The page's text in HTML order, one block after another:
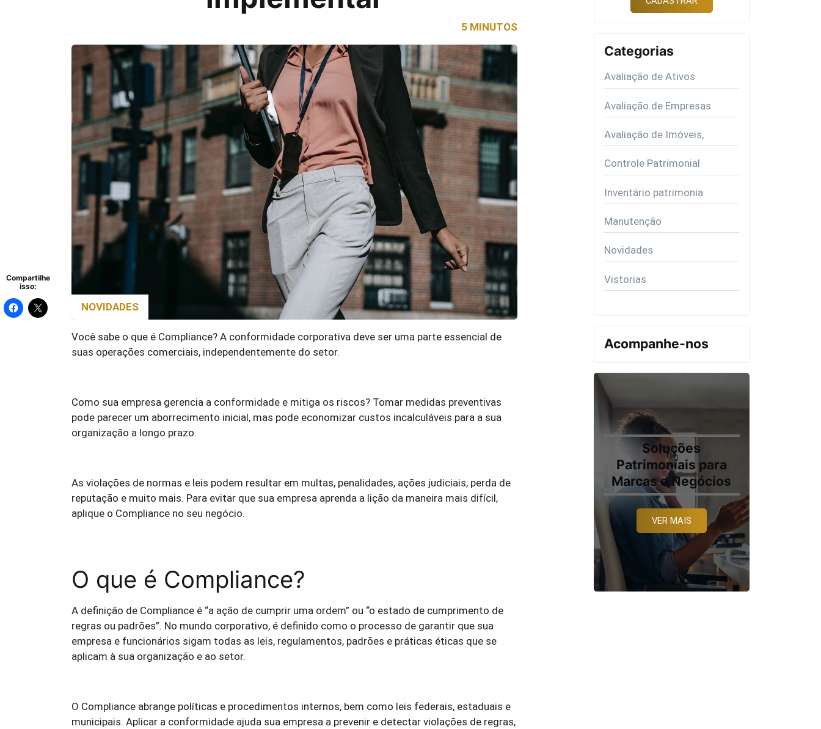
Compartilhe
isso:
5 MINUTOS
NOVIDADES
Você sabe o que é Compliance? A conformidade corporativa deve ser uma parte essencial de
suas operações comerciais, independentemente do setor.
Como sua empresa gerencia a conformidade e mitiga os riscos? Tomar medidas preventivas
pode parecer um aborrecimento inicial, mas pode economizar custos incalculáveis ​​para a sua
organização a longo prazo.
As violações de normas e leis podem resultar em multas, penalidades, ações judiciais, perda de
reputação e muito mais. Para evitar que sua empresa aprenda a lição da maneira mais difícil,
aplique o Compliance no seu negócio.
O que é Compliance?
A definição de Compliance é “a ação de cumprir uma ordem” ou “o estado de cumprimento de
regras ou padrões”. No mundo corporativo, é definido como o processo de garantir que sua
empresa e funcionários sigam todas as leis, regulamentos, padrões e práticas éticas que se
aplicam à sua organização e ao setor.
O Compliance abrange políticas e procedimentos internos, bem como leis federais, estaduais e
municipais. Aplicar a conformidade ajuda sua empresa a prevenir e detectar violações de regras,
Categorias
Avaliação de Ativos
Avaliação de Empresas
Avaliação de Imóveis,
Controle Patrimonial
Inventário patrimonia
Manutenção
Novidades
Vistorias
Acompanhe-nos
Soluções
Patrimoniais para
Marcas e Negócios
VER MAIS